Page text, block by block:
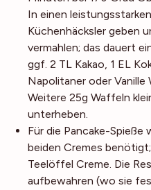
In einen
Küchenhäcksler geben
vermahlen; das dauert
ggf. 2 TL Kakao, 1 EL
Napolitaner oder Vanille
Weitere 25g Waffeln
unterheben.
Für die Pancake-
beiden Cremes
Teelöffel Creme. Die
aufbewahren (wo sie